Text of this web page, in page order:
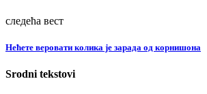
следећа вест
Нећете веровати колика је зарада од корнишона
Srodni tekstovi